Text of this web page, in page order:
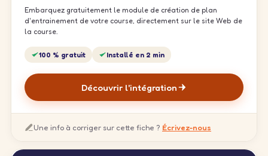
Embarquez gratuitement le module de création de plan
d'entrainement de votre course, directement sur le site Web de
la course.
100 % gratuit Installé en 2 min
Découvrir l'intégration
Une info à corriger sur cette fiche ? Écrivez-nous